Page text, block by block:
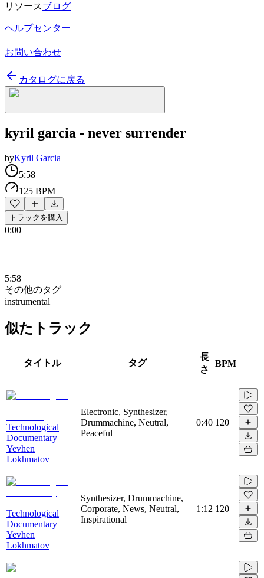
リソースブログ
ヘルプセンター
お問い合わせ
カタログに戻る
kyril garcia - never surrender
byKyril Garcia
5:58
125 BPM
トラックを購入
0:00
5:58
その他のタグ
instrumental
似たトラック
タイトル タグ
長
さ
BPM
Technological
Documentary
Yevhen
Lokhmatov
Electronic, Synthesizer,
Drummachine, Neutral,
Peaceful
0:40 120
Technological
Documentary
Yevhen
Lokhmatov
Synthesizer, Drummachine,
Corporate, News, Neutral,
Inspirational
1:12 120